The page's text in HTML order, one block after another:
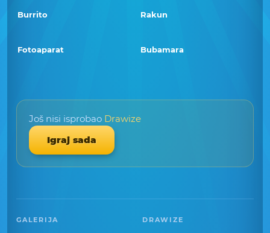
Burrito Rakun
Fotoaparat Bubamara
Još nisi isprobao Drawize
Igraj sada
GALERIJA DRAWIZE